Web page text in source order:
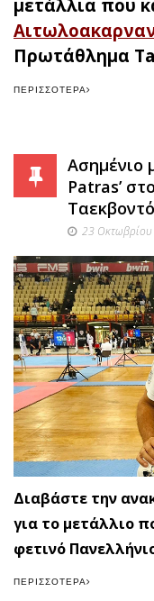
μετάλλια που
Πρωτάθλημα
ΠΕΡΙΣΣΌΤΕΡΑ
Ασημένιο
Patras’
Ταεκβοντό
23
Διαβάστε την
για το μετάλλιο
φετινό
ΠΕΡΙΣΣΌΤΕΡΑ